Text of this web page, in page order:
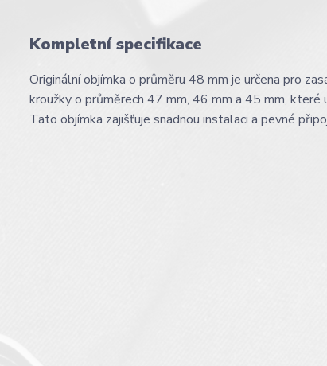
Kompletní specifikace
Originální objímka o průměru 48 mm je určena pro
kroužky o průměrech 47 mm, 46 mm a 45 mm, které
Tato objímka zajišťuje snadnou instalaci a pevné